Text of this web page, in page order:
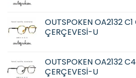
OUTSPOKEN OA2132
ÇERÇEVESİ-U
OUTSPOKEN OA2132
ÇERÇEVESİ-U